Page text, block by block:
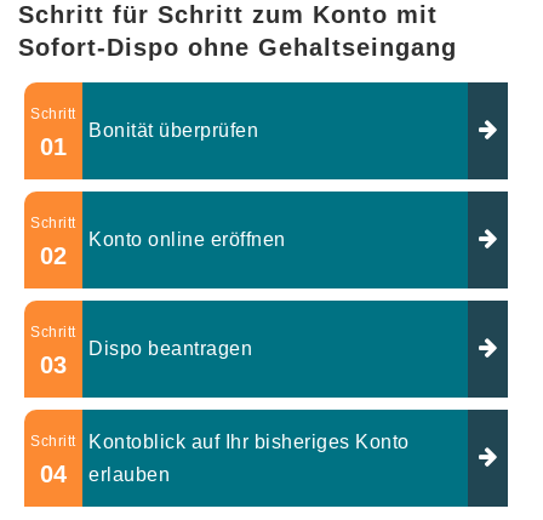
Schritt für Schritt zum Konto mit
Sofort-Dispo ohne Gehaltseingang
Schritt
01
Bonität überprüfen
Schritt
02
Konto online eröffnen
Schritt
03
Dispo beantragen
Schritt
04
Kontoblick auf Ihr bisheriges Konto
erlauben